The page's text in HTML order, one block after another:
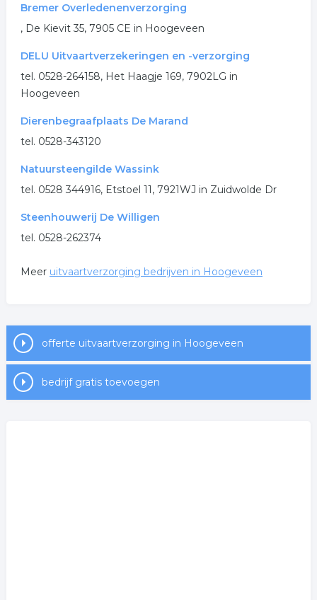
.
Bremer Overledenenverzorging
, De Kievit 35, 7905 CE in Hoogeveen
DELU Uitvaartverzekeringen en -verzorging
tel. 0528-264158, Het Haagje 169, 7902LG in
Hoogeveen
Dierenbegraafplaats De Marand
tel. 0528-343120
Natuursteengilde Wassink
tel. 0528 344916, Etstoel 11, 7921WJ in Zuidwolde Dr
Steenhouwerij De Willigen
tel. 0528-262374
Meer uitvaartverzorging bedrijven in Hoogeveen
offerte uitvaartverzorging in Hoogeveen
bedrijf gratis toevoegen